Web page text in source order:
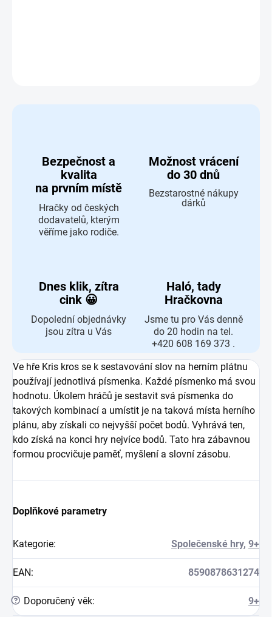
Bezpečnost a
kvalita
na prvním místě
Hračky od českých
dodavatelů, kterým
věříme jako rodiče.
Možnost vrácení
do 30 dnů
Bezstarostné nákupy
dárků
Dnes klik, zítra
cink 😀
Dopolední objednávky
jsou zítra u Vás
Haló, tady
Hračkovna
Jsme tu pro Vás denně
do 20 hodin na tel.
+420 608 169 373 .
Ve hře Kris kros se k sestavování slov na herním plátnu
používají jednotlivá písmenka. Každé písmenko má svou
hodnotu. Úkolem hráčů je sestavit svá písmenka do
takových kombinací a umístit je na taková místa herního
plánu, aby získali co nejvyšší počet bodů. Vyhrává ten,
kdo získá na konci hry nejvíce bodů. Tato hra zábavnou
formou procvičuje paměť, myšlení a slovní zásobu.
Doplňkové parametry
Kategorie: Společenské hry, 9+
EAN: 8590878631274
? Doporučený věk: 9+